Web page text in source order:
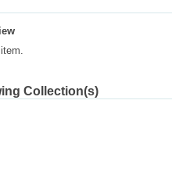
Collection(s)